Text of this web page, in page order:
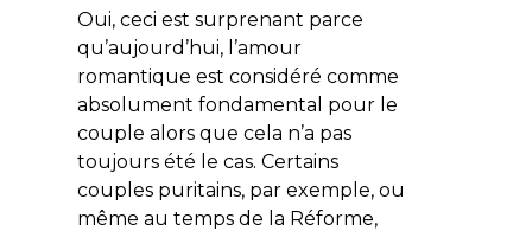
Oui, ceci est surprenant parce
qu’aujourd’hui, l’amour
romantique est considéré comme
absolument fondamental pour le
couple alors que cela n’a pas
toujours été le cas. Certains
couples puritains, par exemple, ou
même au temps de la Réforme,